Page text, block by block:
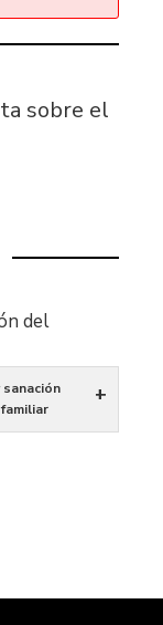
sobre el
del
+